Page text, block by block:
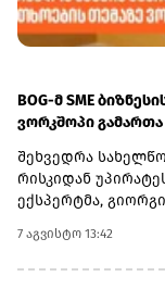
BOG-მ SME
ვორკშოპი გამართა
შეხვედრა
რისკიდან
ექსპერტმა,
იმის შესახებ, თუ
სტანდარტების
7 აგვისტო 13:42